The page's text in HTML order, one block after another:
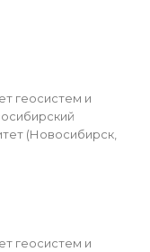
геосистем и
(Новосибирск,
геосистем и